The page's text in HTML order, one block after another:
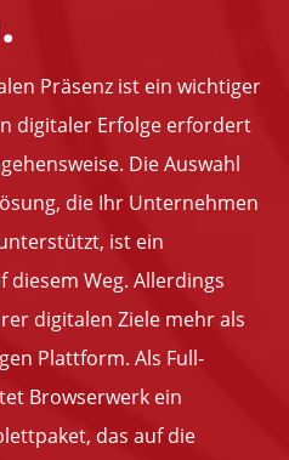
Präsenz ist ein wichtiger
digitaler Erfolge erfordert
Die Auswahl
die Ihr Unternehmen
ist ein
Weg. Allerdings
digitalen Ziele mehr als
Plattform. Als Full-
Browserwerk ein
das auf die